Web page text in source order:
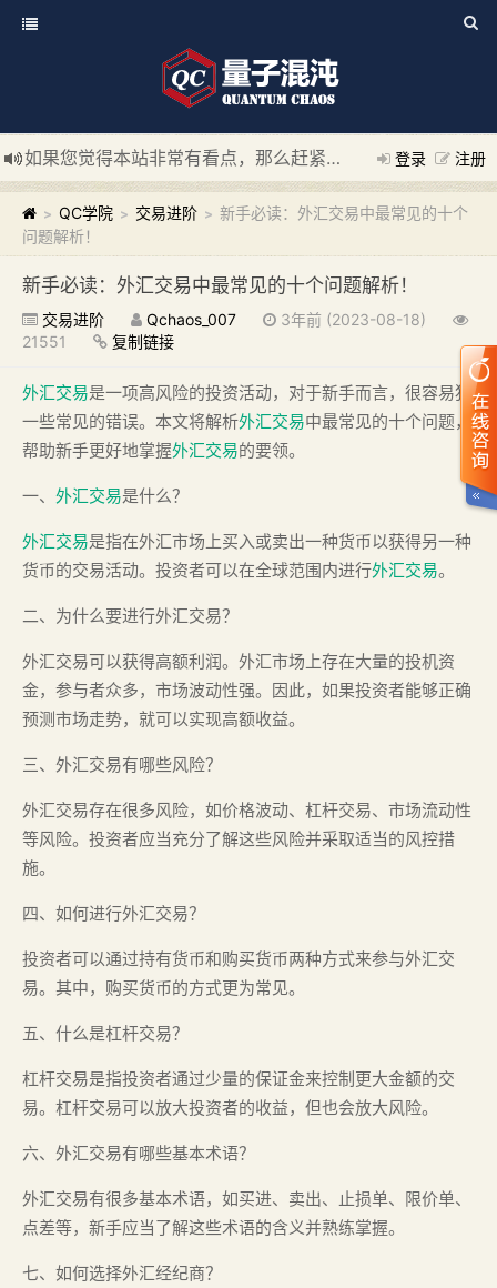
登录 注册
如果您觉得本站非常有看点，那么赶紧使用Ctrl+D 收藏我们吧
新添加量子混沌系统板块，欢迎大家访问！
---“量子混沌系
> QC学院 > 交易进阶 > 新手必读：外汇交易中最常见的十个
问题解析！
新手必读：外汇交易中最常见的十个问题解析！
交易进阶 Qchaos_007
3年前 (2023-08-18)
21551
复制链接
外汇交易是一项高风险的投资活动，对于新手而言，很容易犯
一些常见的错误。本文将解析外汇交易中最常见的十个问题，
帮助新手更好地掌握外汇交易的要领。
一、 外汇交易是什么？
外汇交易是指在外汇市场上买入或卖出一种货币以获得另一种
货币的交易活动。投资者可以在全球范围内进行外汇交易。
二、为什么要进行外汇交易？
外汇交易可以获得高额利润。外汇市场上存在大量的投机资
金，参与者众多，市场波动性强。因此，如果投资者能够正确
预测市场走势，就可以实现高额收益。
三、外汇交易有哪些风险？
外汇交易存在很多风险，如价格波动、杠杆交易、市场流动性
等风险。投资者应当充分了解这些风险并采取适当的风控措
施。
四、如何进行外汇交易？
投资者可以通过持有货币和购买货币两种方式来参与外汇交
易。其中，购买货币的方式更为常见。
五、什么是杠杆交易？
杠杆交易是指投资者通过少量的保证金来控制更大金额的交
易。杠杆交易可以放大投资者的收益，但也会放大风险。
六、外汇交易有哪些基本术语？
外汇交易有很多基本术语，如买进、卖出、止损单、限价单、
点差等，新手应当了解这些术语的含义并熟练掌握。
七、如何选择外汇经纪商？